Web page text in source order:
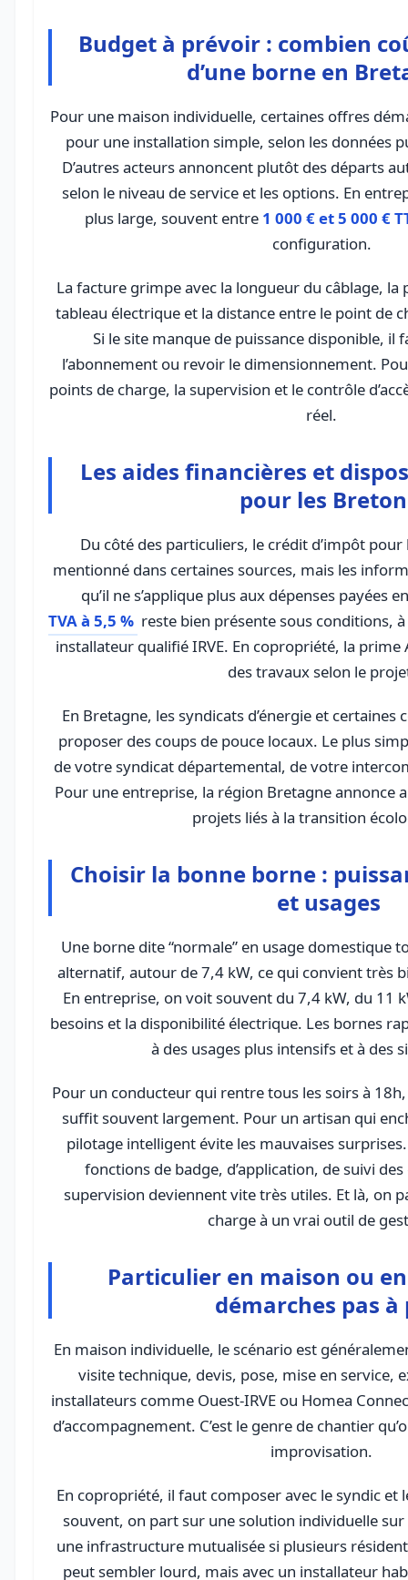
Budget à prévoir : combien
d’une borne en
Pour une maison individuelle, certaines offres
pour une installation simple, selon les données
D’autres acteurs annoncent plutôt des départs
selon le niveau de service et les options. En
plus large, souvent entre 1 000 € et 5 000 €
configuration.
La facture grimpe avec la longueur du câblage, la
tableau électrique et la distance entre le point de
Si le site manque de puissance disponible, il
l’abonnement ou revoir le dimensionnement.
points de charge, la supervision et le contrôle
réel.
Les aides financières et
pour les
Du côté des particuliers, le crédit d’impôt
mentionné dans certaines sources, mais les
TVA à 5,5 % reste bien présente sous conditions,
installateur qualifié IRVE. En copropriété, la
des travaux selon le
En Bretagne, les syndicats d’énergie et certaines
proposer des coups de pouce locaux. Le plus
de votre syndicat départemental, de votre
Pour une entreprise, la région Bretagne annonce
projets liés à la transition
Choisir la bonne borne :
et usages
Une borne dite “normale” en usage domestique
alternatif, autour de 7,4 kW, ce qui convient très
En entreprise, on voit souvent du 7,4 kW, du 11
besoins et la disponibilité électrique. Les bornes
à des usages plus intensifs et à des
Pour un conducteur qui rentre tous les soirs à
suffit souvent largement. Pour un artisan qui
pilotage intelligent évite les mauvaises
fonctions de badge, d’application, de suivi
supervision deviennent vite très utiles. Et là, on
charge à un vrai outil de
Particulier en maison ou
démarches pas à
En maison individuelle, le scénario est
visite technique, devis, pose, mise en service,
installateurs comme Ouest-IRVE ou Homea
d’accompagnement. C’est le genre de chantier
improvisation.
En copropriété, il faut composer avec le syndic et
souvent, on part sur une solution individuelle
une infrastructure mutualisée si plusieurs
peut sembler lourd, mais avec un installateur